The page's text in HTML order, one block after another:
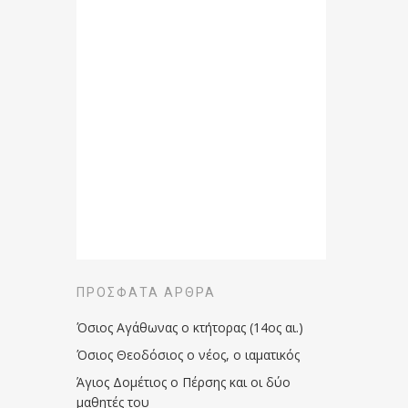
ΠΡΌΣΦΑΤΑ ΆΡΘΡΑ
Όσιος Αγάθωνας ο κτήτορας (14ος αι.)
Όσιος Θεοδόσιος ο νέος, ο ιαματικός
Άγιος Δομέτιος ο Πέρσης και οι δύο
μαθητές του